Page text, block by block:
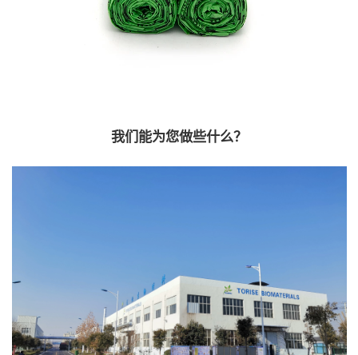
我们能为您做些什么？